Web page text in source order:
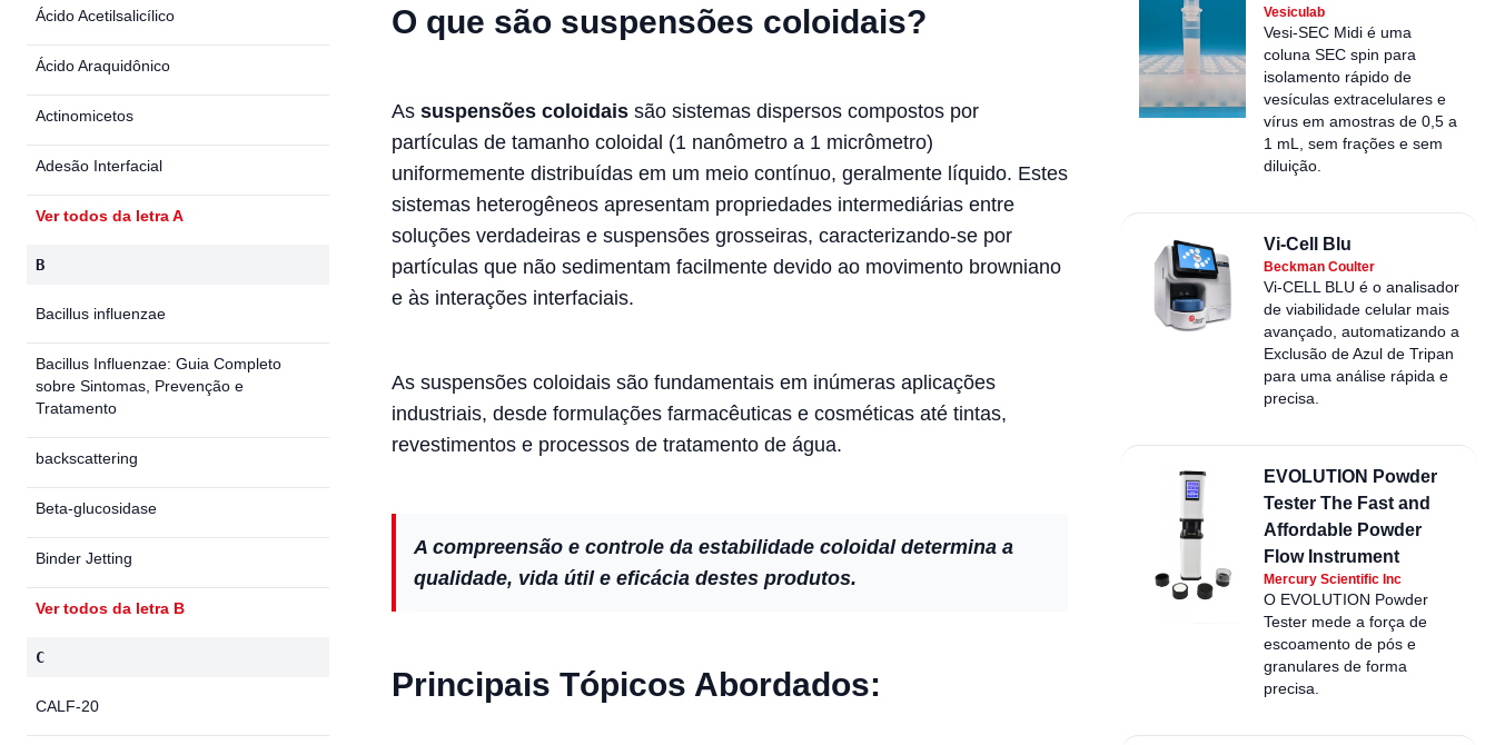
O que são suspensões coloidais?
As suspensões coloidais são sistemas dispersos compostos por
partículas de tamanho coloidal (1 nanômetro a 1 micrômetro)
uniformemente distribuídas em um meio contínuo, geralmente líquido. Estes
sistemas heterogêneos apresentam propriedades intermediárias entre
soluções verdadeiras e suspensões grosseiras, caracterizando-se por
partículas que não sedimentam facilmente devido ao movimento browniano
e às interações interfaciais.
As suspensões coloidais são fundamentais em inúmeras aplicações
industriais, desde formulações farmacêuticas e cosméticas até tintas,
revestimentos e processos de tratamento de água.
A compreensão e controle da estabilidade coloidal determina a
qualidade, vida útil e eficácia destes produtos.
Principais Tópicos Abordados:
Ácido Acetilsalicílico
Ácido Araquidônico
Actinomicetos
Adesão Interfacial
Ver todos da letra A
B
Bacillus influenzae
Bacillus Influenzae: Guia Completo
sobre Sintomas, Prevenção e
Tratamento
backscattering
Beta-glucosidase
Binder Jetting
Ver todos da letra B
C
CALF-20
Vesiculab
Vesi-SEC Midi é uma
coluna SEC spin para
isolamento rápido de
vesículas extracelulares e
vírus em amostras de 0,5 a
1 mL, sem frações e sem
diluição.
Vi-Cell Blu
Beckman Coulter
Vi-CELL BLU é o analisador
de viabilidade celular mais
avançado, automatizando a
Exclusão de Azul de Tripan
para uma análise rápida e
precisa.
EVOLUTION Powder
Tester The Fast and
Affordable Powder
Flow Instrument
Mercury Scientific Inc
O EVOLUTION Powder
Tester mede a força de
escoamento de pós e
granulares de forma
precisa.